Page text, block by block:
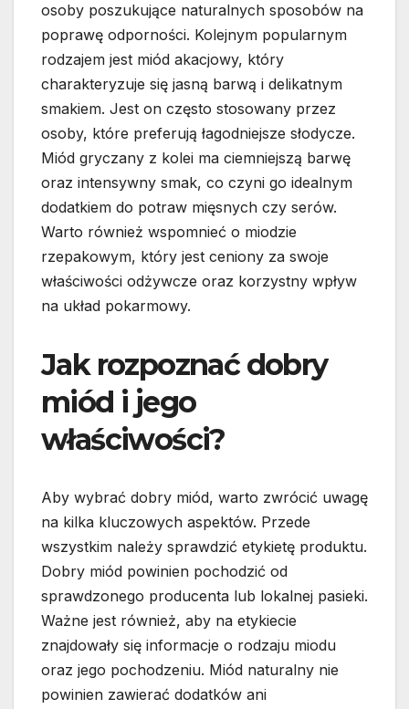
osoby poszukujące naturalnych sposobów na
poprawę odporności. Kolejnym popularnym
rodzajem jest miód akacjowy, który
charakteryzuje się jasną barwą i delikatnym
smakiem. Jest on często stosowany przez
osoby, które preferują łagodniejsze słodycze.
Miód gryczany z kolei ma ciemniejszą barwę
oraz intensywny smak, co czyni go idealnym
dodatkiem do potraw mięsnych czy serów.
Warto również wspomnieć o miodzie
rzepakowym, który jest ceniony za swoje
właściwości odżywcze oraz korzystny wpływ
na układ pokarmowy.
Jak rozpoznać dobry
miód i jego
właściwości?
Aby wybrać dobry miód, warto zwrócić uwagę
na kilka kluczowych aspektów. Przede
wszystkim należy sprawdzić etykietę produktu.
Dobry miód powinien pochodzić od
sprawdzonego producenta lub lokalnej pasieki.
Ważne jest również, aby na etykiecie
znajdowały się informacje o rodzaju miodu
oraz jego pochodzeniu. Miód naturalny nie
powinien zawierać dodatków ani